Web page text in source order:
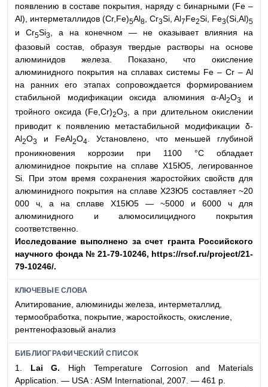
появлению в составе покрытия, наряду с бинарными (Fe –
Al), интерметаллидов (Cr,Fe)5Al8 , Cr3Si, Al7Fe2Si, Fe3(Si,Al)5
и Cr5Si3, а на конечном — не оказывает влияния на
фазовый состав, образуя твердые растворы на основе
алюминидов железа. Показано, что окисление
алюминидного покрытия на сплавах системы Fe – Cr – Al
на ранних его этапах сопровождается формированием
стабильной модификации оксида алюминия α-Al2O3
и
тройного оксида (Fe,Cr)2O3 , а при длительном окислении
приводит к появлению метастабильной модификации δ-
Al2O3 и FeAl2O4 . Установлено, что меньшей глубиной
проникновения коррозии при 1100 °C обладает
алюминидное покрытие на сплаве Х15Ю5, легированное
Si. При этом время сохранения жаростойких свойств для
алюминидного покрытия на сплаве Х23Ю5 составляет ~20
000 ч, а на сплаве Х15Ю5 — ~5000 и 6000 ч для
алюминидного и алюмосилицидного покрытия
соответственно.
Исследование выполнено за счет гранта Российского
научного фонда № 21-79-10246, https://rscf.ru/project/21-
79-10246/.
КЛЮЧЕВЫЕ СЛОВА
Алитирование, алюминиды железа, интерметаллид,
термообработка, покрытие, жаростойкость, окисление,
рентгенофазовый анализ
БИБЛИОГРАФИЧЕСКИЙ СПИСОК
1. Lai G. High Temperature Corrosion and Materials
Application. — USA : ASM International, 2007. — 461 p.